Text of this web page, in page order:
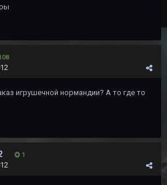
игрушечной нормандии? А то где то
1